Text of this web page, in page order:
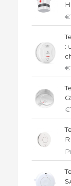
€
:
€
€